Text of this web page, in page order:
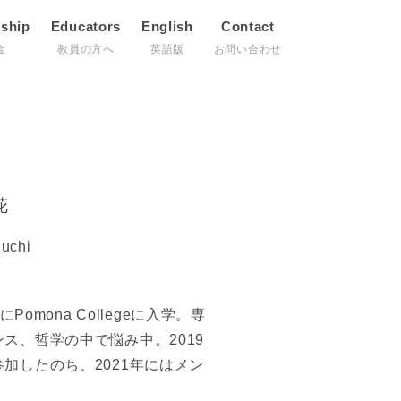
Educators
教員の方へ
English
英語版
Contact
お問い合わせ
Pomona Collegeに入学。専
、哲学の中で悩み中。2019
したのち、2021年にはメン